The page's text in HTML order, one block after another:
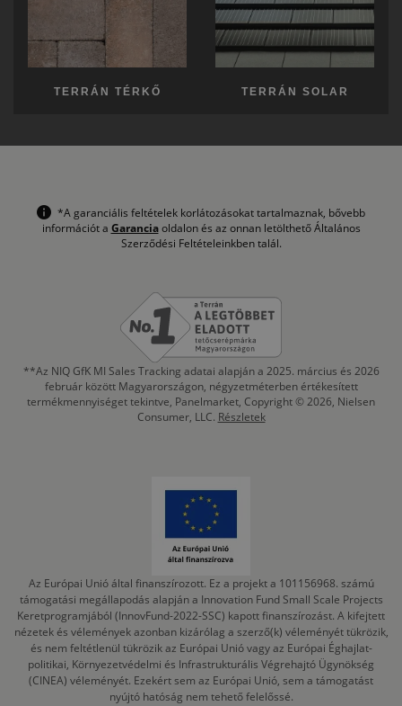
TERRÁN TÉRKŐ TERRÁN SOLAR
*A garanciális feltételek korlátozásokat tartalmaznak, bővebb
információt a Garanciaoldalon és az onnan letölthető Általános
Szerződési Feltételeinkben talál.
**Az NIQ GfK MI Sales Tracking adatai alapján a 2025. március és 2026
február között Magyarországon, négyzetméterben értékesített
termékmennyiséget tekintve, Panelmarket, Copyright © 2026, Nielsen
Consumer, LLC. Részletek
Az Európai Unió által finanszírozott. Ez a projekt a 101156968. számú
támogatási megállapodás alapján a Innovation Fund Small Scale Projects
Keretprogramjából (InnovFund-2022-SSC) kapott finanszírozást. A kifejtett
nézetek és vélemények azonban kizárólag a szerző(k) véleményét tükrözik,
és nem feltétlenül tükrözik az Európai Unió vagy az Európai Éghajlat-
politikai, Környezetvédelmi és Infrastrukturális Végrehajtó Ügynökség
(CINEA) véleményét. Ezekért sem az Európai Unió, sem a támogatást
nyújtó hatóság nem tehető felelőssé.